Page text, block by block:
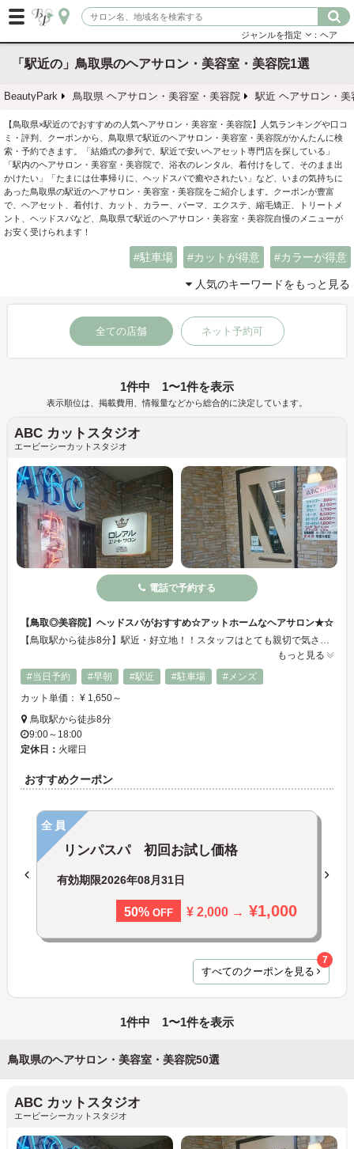
ジャンルを指定 ：ヘア
「駅近の」鳥取県のヘアサロン・美容室・美容院1選
BeautyPark 鳥取県 ヘアサロン・美容室・美容院 駅近 ヘアサロン・美
【鳥取県×駅近のでおすすめの人気ヘアサロン・美容室・美容院】人気ランキングや口コ
ミ・評判、クーポンから、鳥取県で駅近のヘアサロン・美容室・美容院がかんたんに検
索・予約できます。「結婚式の参列で、駅近で安いヘアセット専門店を探している」
「駅内のヘアサロン・美容室・美容院で、浴衣のレンタル、着付けをして、そのまま出
かけたい」「たまには仕事帰りに、ヘッドスパで癒やされたい」など、いまの気持ちに
あった鳥取県の駅近のヘアサロン・美容室・美容院をご紹介します。クーポンが豊富
で、ヘアセット、着付け、カット、カラー、パーマ、エクステ、縮毛矯正、トリートメ
ント、ヘッドスパなど、鳥取県で駅近のヘアサロン・美容室・美容院自慢のメニューが
お安く受けられます！
駐車場 カットが得意 カラーが得意
人気のキーワードをもっと見る
全ての店舗 ネット予約可
1件中 1〜1件を表示
表示順位は、掲載費用、情報量などから総合的に決定しています。
ABC カットスタジオ
エービーシーカットスタジオ
電話で予約する
【鳥取◎美容院】ヘッドスパがおすすめ☆アットホームなヘアサロン★☆
【鳥取駅から徒歩8分】駅近・好立地！！スタッフはとても親切で気さくなアットホームなサロンです♪お客様お一人おひとりのお悩みに合わせたカットでお客様の“なりたいヘアスタイル”へ導きます☆カウンセリングでお悩みなどお気軽にご相談ください♪カット・カラー・パーマ・その他メニューも豊富♦ぜひ、当サロンへお越しください♪
もっと見る
#当日予約
#早朝 #駅近 #駐車場
#メンズ
カット単価： ¥ 1,650～
鳥取駅から徒歩8分
9:00～18:00
定休日： 火曜日
おすすめクーポン
全員
リンパスパ 初回お試し価格
有効期限2026年08月31日
50% OFF ¥ 2,000 → ¥1,000
すべてのクーポンを見る
7
1件中 1〜1件を表示
鳥取県のヘアサロン・美容室・美容院50選
ABC カットスタジオ
エービーシーカットスタジオ